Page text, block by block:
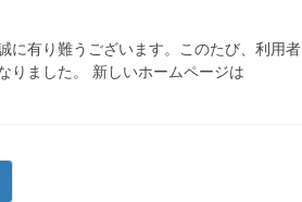
に有り難うございます。このたび、利用者
りました。 新しいホームページは